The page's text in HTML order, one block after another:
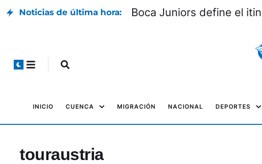
Noticias de última hora: Boca Juniors define el
INICIO CUENCA MIGRACIÓN NACIONAL DEPORTES
touraustria